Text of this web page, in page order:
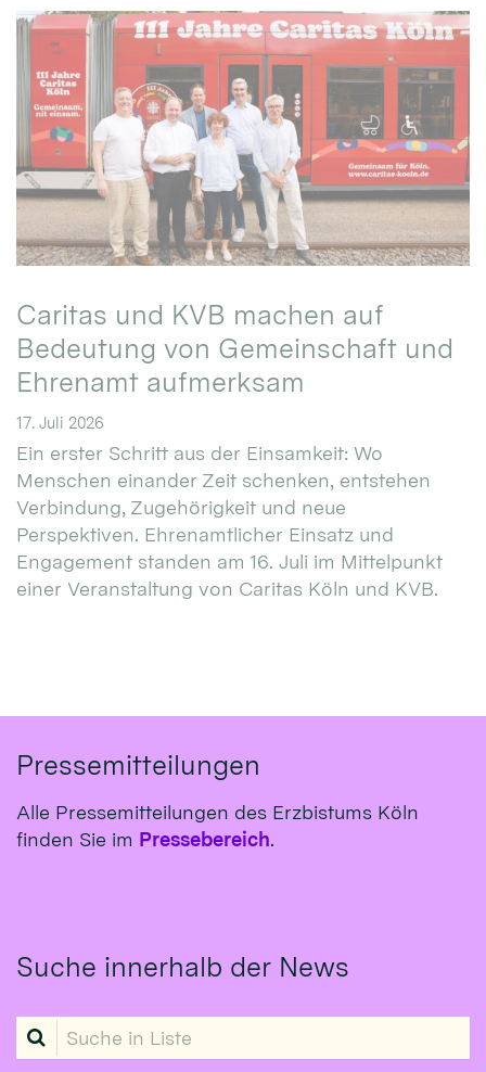
Caritas und KVB machen auf
Bedeutung von Gemeinschaft und
Ehrenamt aufmerksam
17. Juli 2026
Ein erster Schritt aus der Einsamkeit: Wo
Menschen einander Zeit schenken, entstehen
Verbindung, Zugehörigkeit und neue
Perspektiven. Ehrenamtlicher Einsatz und
Engagement standen am 16. Juli im Mittelpunkt
einer Veranstaltung von Caritas Köln und KVB.
Pressemitteilungen
Alle Pressemitteilungen des Erzbistums Köln
finden Sie im Pressebereich.
Suche innerhalb der News
Suche in Liste